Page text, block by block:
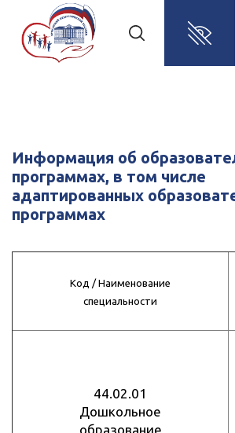
Информация об
программах, в том числе
адаптированных
программах
Код / Наименование
специальности
44.02.01
Дошкольное
образование